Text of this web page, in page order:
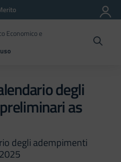
Economico e
degli
as
degli adempimenti